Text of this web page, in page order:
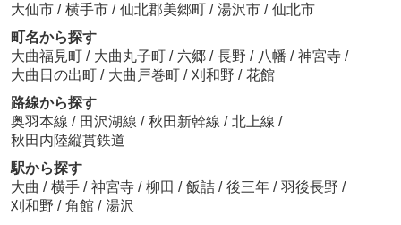
大仙市 / 横手市 / 仙北郡美郷町 / 湯沢市 / 仙北市
町名から探す
大曲福見町 / 大曲丸子町 / 六郷 / 長野 / 八幡 / 神宮寺 /
大曲日の出町 / 大曲戸巻町 / 刈和野 / 花館
路線から探す
奥羽本線 / 田沢湖線 / 秋田新幹線 / 北上線 /
秋田内陸縦貫鉄道
駅から探す
大曲 / 横手 / 神宮寺 / 柳田 / 飯詰 / 後三年 / 羽後長野 /
刈和野 / 角館 / 湯沢